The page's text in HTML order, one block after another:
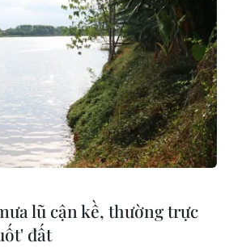
lũ cận kề, thường trực
đất